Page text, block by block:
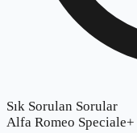
Sık Sorulan Sorular
Alfa Romeo Speciale+